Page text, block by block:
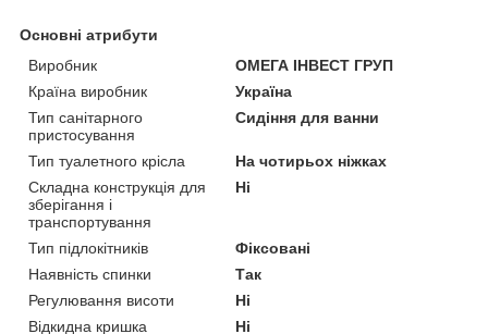
Основні атрибути
Виробник
ОМЕГА ІНВЕСТ ГРУП
Країна виробник
Україна
Тип санітарного
пристосування
Сидіння для ванни
Тип туалетного крісла
На чотирьох ніжках
Складна конструкція для
зберігання і
транспортування
Ні
Тип підлокітників
Фіксовані
Наявність спинки
Так
Регулювання висоти
Ні
Відкидна кришка
Ні